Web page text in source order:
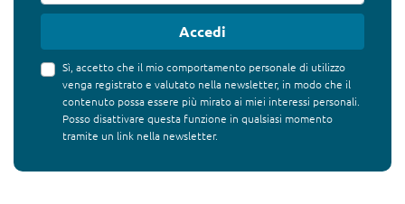
Accedi
Sì, accetto che il mio comportamento personale di utilizzo
venga registrato e valutato nella newsletter, in modo che il
contenuto possa essere più mirato ai miei interessi personali.
Posso disattivare questa funzione in qualsiasi momento
tramite un link nella newsletter.